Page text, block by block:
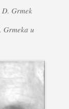
Grmek
Grmeka u